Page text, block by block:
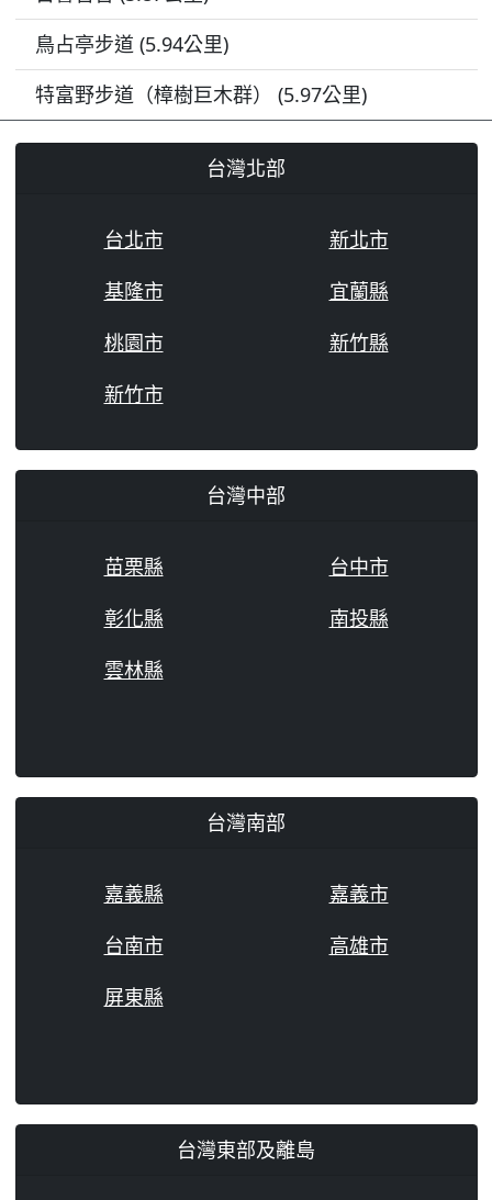
鳥占亭步道 (5.94公里)
特富野步道（樟樹巨木群） (5.97公里)
台灣北部
台北市
新北市
基隆市
宜蘭縣
桃園市
新竹縣
新竹市
台灣中部
苗栗縣
台中市
彰化縣
南投縣
雲林縣
台灣南部
嘉義縣
嘉義市
台南市
高雄市
屏東縣
台灣東部及離島